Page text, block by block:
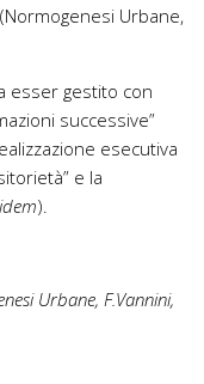
Urbane,
esser gestito con
successive”
esecutiva
e la
).
Urbane, F.Vannini,